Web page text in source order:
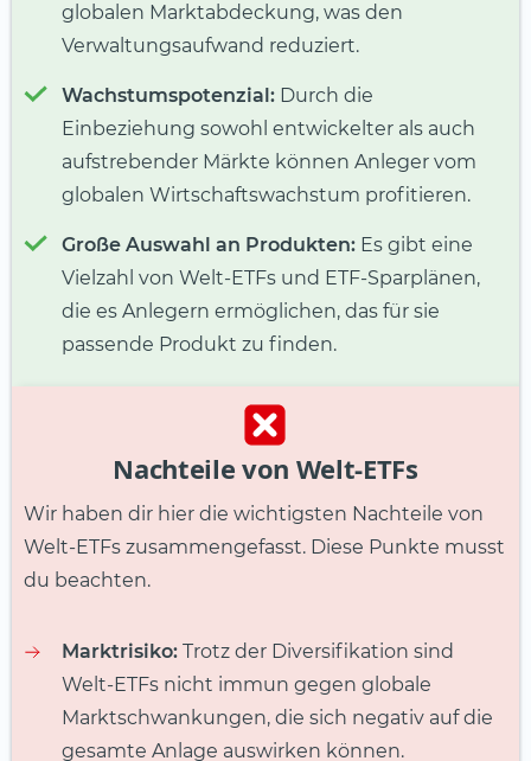
globalen Marktabdeckung, was den
Verwaltungsaufwand reduziert.
Wachstumspotenzial: Durch die
Einbeziehung sowohl entwickelter als auch
aufstrebender Märkte können Anleger vom
globalen Wirtschaftswachstum profitieren.
Große Auswahl an Produkten: Es gibt eine
Vielzahl von Welt-ETFs und ETF-Sparplänen,
die es Anlegern ermöglichen, das für sie
passende Produkt zu finden.
Nachteile von Welt-ETFs
Wir haben dir hier die wichtigsten Nachteile von
Welt-ETFs zusammengefasst. Diese Punkte musst
du beachten.
Marktrisiko: Trotz der Diversifikation sind
Welt-ETFs nicht immun gegen globale
Marktschwankungen, die sich negativ auf die
gesamte Anlage auswirken können.